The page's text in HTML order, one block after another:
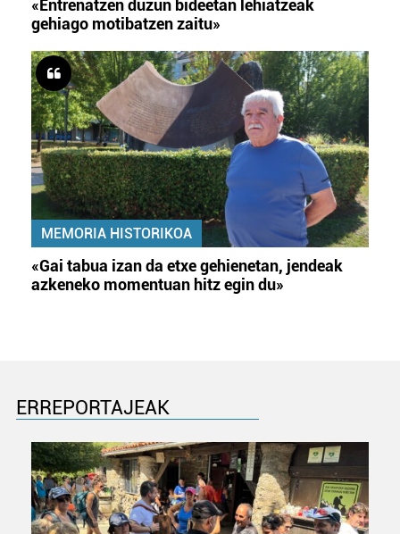
zure baimena Cookieen adierazpenean.
Webgune honek cookie propioak eta hirugarrenen cookie-
fitxategiak erabiltzen ditu. Zure esperientzia eta
zerbitzuak hobetzeko asmoz, cookie teknologiaz
baliatzen gara. Ohar hau onartuz gero, teknologia hori
erabiltzeko baimen esplizitua ematen diguzu.Gehiago
irakurri
«Entrenatzen duzun bideetan lehiatzeak
gehiago motibatzen zaitu»
MEMORIA HISTORIKOA
«Gai tabua izan da etxe gehienetan, jendeak
azkeneko momentuan hitz egin du»
ERREPORTAJEAK